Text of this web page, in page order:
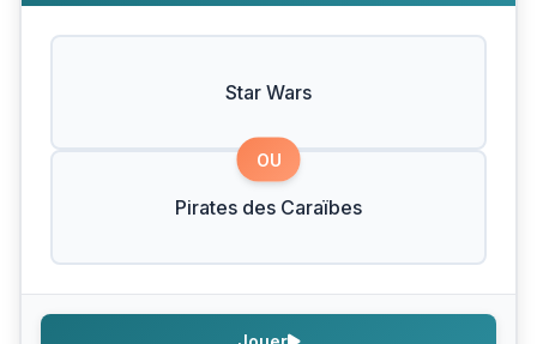
Star Wars
OU
Pirates des Caraïbes